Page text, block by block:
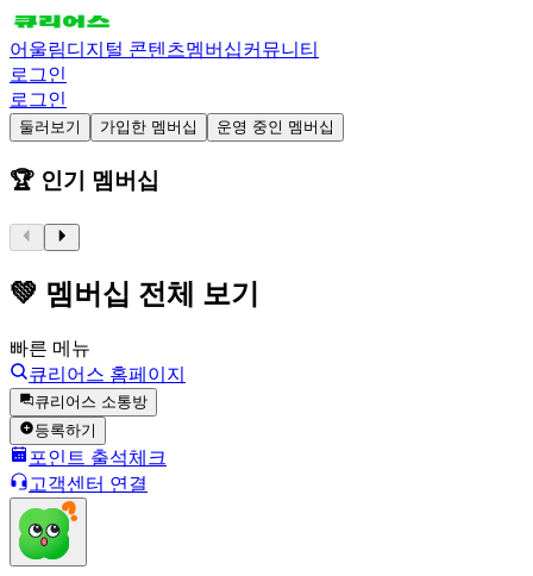
어울림디지털 콘텐츠멤버십커뮤니티
로그인
로그인
둘러보기 가입한 멤버십 운영 중인 멤버십
🏆 인기 멤버십
💚 멤버십 전체 보기
빠른 메뉴
큐리어스 홈페이지
큐리어스 소통방
등록하기
포인트 출석체크
고객센터 연결